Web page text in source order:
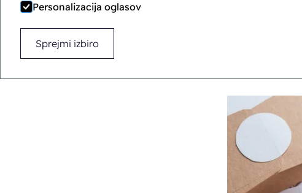
Personalizacija oglasov
Sprejmi izbiro